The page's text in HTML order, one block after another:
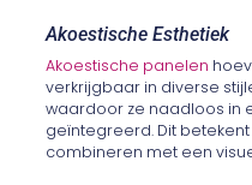
Akoestische Esthetiek
Akoestische panelen
verkrijgbaar in diverse
waardoor ze naadloos in
geïntegreerd. Dit
combineren met een